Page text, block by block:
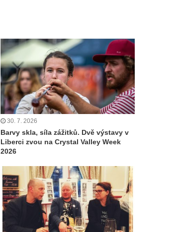
30. 7. 2026
Barvy skla, síla zážitků. Dvě výstavy v
Liberci zvou na Crystal Valley Week
2026